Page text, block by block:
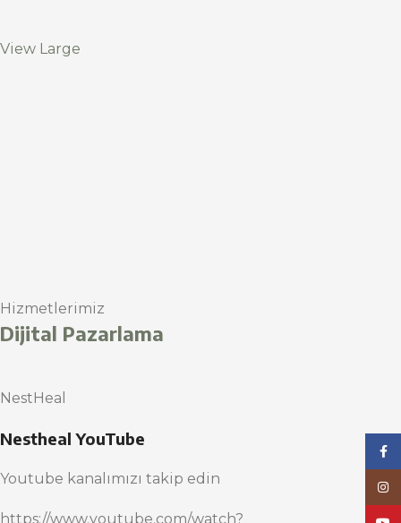
View Large
Hizmetlerimiz
Dijital Pazarlama
NestHeal
Nestheal YouTube
Youtube kanalımızı takip edin
https://www.youtube.com/watch?